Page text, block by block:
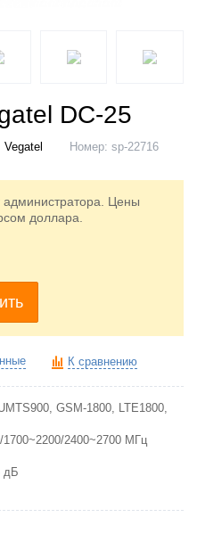
DC-25
Vegatel Номер: sp-22716
администратора. Цены
доллара.
К сравнению
GSM-1800, LTE1800,
1700~2200/2400~2700 МГц
дБ